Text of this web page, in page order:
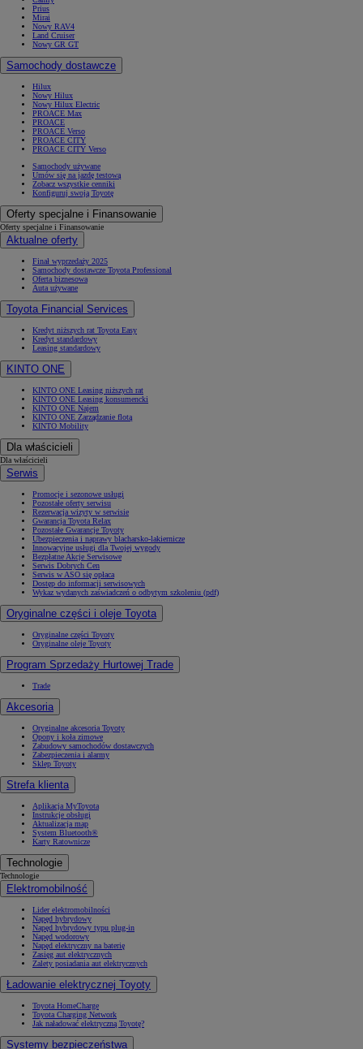
Prius
Mirai
Nowy RAV4
Land Cruiser
Nowy GR GT
Samochody dostawcze
Hilux
Nowy Hilux
Nowy Hilux Electric
PROACE Max
PROACE
PROACE Verso
PROACE CITY
PROACE CITY Verso
Samochody używane
Umów się na jazdę testową
Zobacz wszystkie cenniki
Konfiguruj swoją Toyotę
Oferty specjalne i Finansowanie
Oferty specjalne i Finansowanie
Aktualne oferty
Finał wyprzedaży 2025
Samochody dostawcze Toyota Professional
Oferta biznesowa
Auta używane
Toyota Financial Services
Kredyt niższych rat Toyota Easy
Kredyt standardowy
Leasing standardowy
KINTO ONE
KINTO ONE Leasing niższych rat
KINTO ONE Leasing konsumencki
KINTO ONE Najem
KINTO ONE Zarządzanie flotą
KINTO Mobility
Dla właścicieli
Dla właścicieli
Serwis
Promocje i sezonowe usługi
Pozostałe oferty serwisu
Rezerwacja wizyty w serwisie
Gwarancja Toyota Relax
Pozostałe Gwarancje Toyoty
Ubezpieczenia i naprawy blacharsko-lakiernicze
Innowacyjne usługi dla Twojej wygody
Bezpłatne Akcje Serwisowe
Serwis Dobrych Cen
Serwis w ASO się opłaca
Dostęp do informacji serwisowych
Wykaz wydanych zaświadczeń o odbytym szkoleniu (pdf)
Oryginalne części i oleje Toyota
Oryginalne części Toyoty
Oryginalne oleje Toyoty
Program Sprzedaży Hurtowej Trade
Trade
Akcesoria
Oryginalne akcesoria Toyoty
Opony i koła zimowe
Zabudowy samochodów dostawczych
Zabezpieczenia i alarmy
Sklep Toyoty
Strefa klienta
Aplikacja MyToyota
Instrukcje obsługi
Aktualizacja map
System Bluetooth®
Karty Ratownicze
Technologie
Technologie
Elektromobilność
Lider elektromobilności
Napęd hybrydowy
Napęd hybrydowy typu plug-in
Napęd wodorowy
Napęd elektryczny na baterię
Zasięg aut elektrycznych
Zalety posiadania aut elektrycznych
Ładowanie elektrycznej Toyoty
Toyota HomeCharge
Toyota Charging Network
Jak naładować elektryczną Toyotę?
Systemy bezpieczeństwa